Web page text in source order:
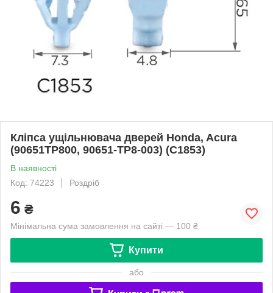
Кліпса ущільнювача дверей Honda, Acura
(90651TP800, 90651-TP8-003) (C1853)
В наявності
Код: 74223
Роздріб
6 ₴
Мінімальна сума замовлення на сайті — 100 ₴
Купити
або